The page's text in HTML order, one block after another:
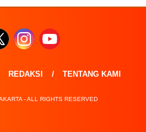
REDAKSI TENTANG KAMI
- ALL RIGHTS RESERVED